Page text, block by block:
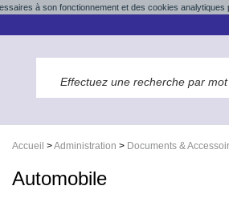
à son fonctionnement et des cookies
Accueil >Administration > Documents &
Automobile